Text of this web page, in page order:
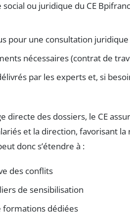
ou juridique du CE
pour une consultation
nécessaires (contrat de
par les experts et, si
directe des dossiers, le CE
et la direction, favorisant
donc s’étendre à :
des conflits
de sensibilisation
formations dédiées